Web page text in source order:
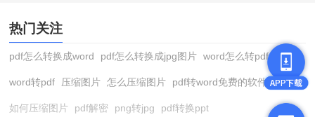
热门关注
pdf怎么转换成word pdf怎么转换成jpg图片 word怎么转pdf
word转pdf 压缩图片 怎么压缩图片 pdf转word免费的软件
如何压缩图片 pdf解密 png转jpg pdf转换ppt